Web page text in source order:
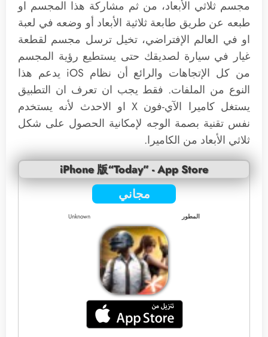
مجسم ثلاثي الأبعاد، من ثم مشاركة هذا المجسم او
طبعه عن طريق طابعة ثلاثية الأبعاد أو وضعه في لعبة
او في العالم الإفتراضي، تخيل ترسل مجسم لقطعة
غيار في سيارة لصديقك حتى يستطيع رؤية المجسم
من كل الإتجاهات والرائع أن نظام iOS يدعم هذا
النوع من الملفات. فقط يجب ان تعرف ان التطبيق
يستغل كاميرا الآي-فون X او الاحدث لأنه يستخدم
نفس تقنية بصمة الوجه لإمكانية الحصول على شكل
ثلاثي الأبعاد من الكاميرا.
iPhone 版“Today” - App Store
مجاني
المطور Unknown